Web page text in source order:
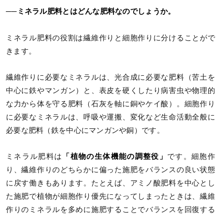
──ミネラル肥料とはどんな肥料なのでしょうか。
ミネラル肥料の役割は繊維作りと細胞作りに分けることがで
きます。
繊維作りに必要なミネラルは、光合成に必要な肥料（苦土を
中心に鉄やマンガン）と、表皮を硬くしたり病害虫や物理的
な力から体を守る肥料（石灰を軸に銅やケイ酸）。細胞作り
に必要なミネラルは、呼吸や運搬、変化など生命活動全般に
必要な肥料（鉄を中心にマンガンや銅）です。
ミネラル肥料は 「植物の生体機能の調整役」 です。細胞作
り、繊維作りのどちらかに偏った施肥をバランスの良い状態
に戻す働きもあります。たとえば、アミノ酸肥料を中心とし
た施肥で植物が細胞作り優先になってしまったときは、繊維
作りのミネラルを多めに施肥することでバランスを回復する